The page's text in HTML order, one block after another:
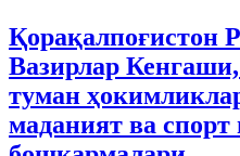
Қорақалпоғистон
Вазирлар
туман
маданият ва